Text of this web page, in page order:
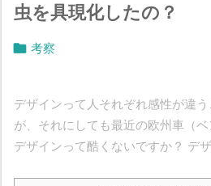
虫を具現化したの？
 考察
デザインって人それぞれ感性が違
が、それにしても最近の欧州車（
デザインって酷くないですか？ デ